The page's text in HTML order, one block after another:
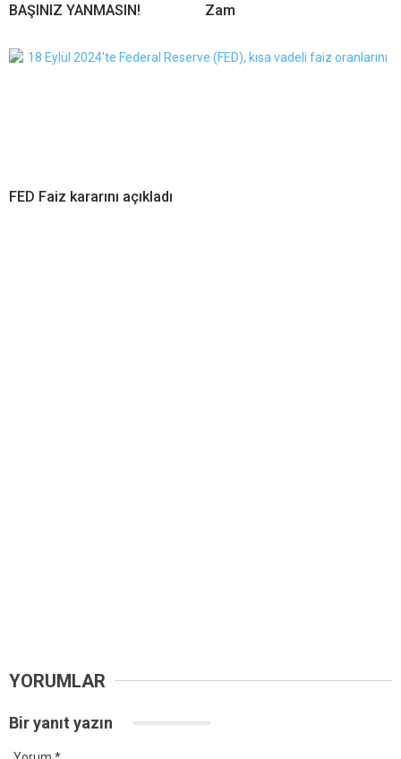
BAŞINIZ YANMASIN!
Zam
FED Faiz kararını açıkladı
YORUMLAR
Bir yanıt yazın